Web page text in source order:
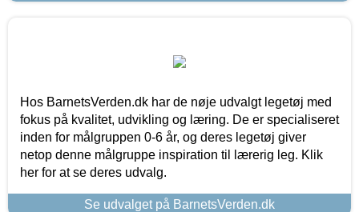
Hos BarnetsVerden.dk har de nøje udvalgt legetøj med
fokus på kvalitet, udvikling og læring. De er specialiseret
inden for målgruppen 0-6 år, og deres legetøj giver
netop denne målgruppe inspiration til lærerig leg. Klik
her for at se deres udvalg.
Se udvalget på BarnetsVerden.dk